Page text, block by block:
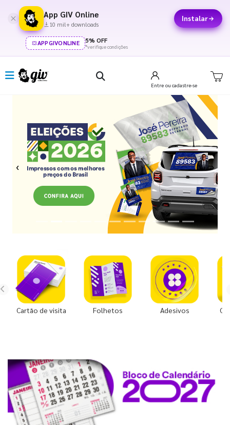
App GIV Online
10 mil+ downloads
Instalar
APPGIVONLINE 5% OFF
*verifique condições
Entre ou cadastre-se
Previous Next
Cartão de visita Folhetos Adesivos